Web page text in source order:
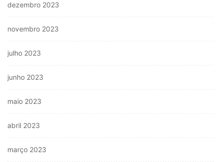
dezembro 2023
novembro 2023
julho 2023
junho 2023
maio 2023
abril 2023
março 2023